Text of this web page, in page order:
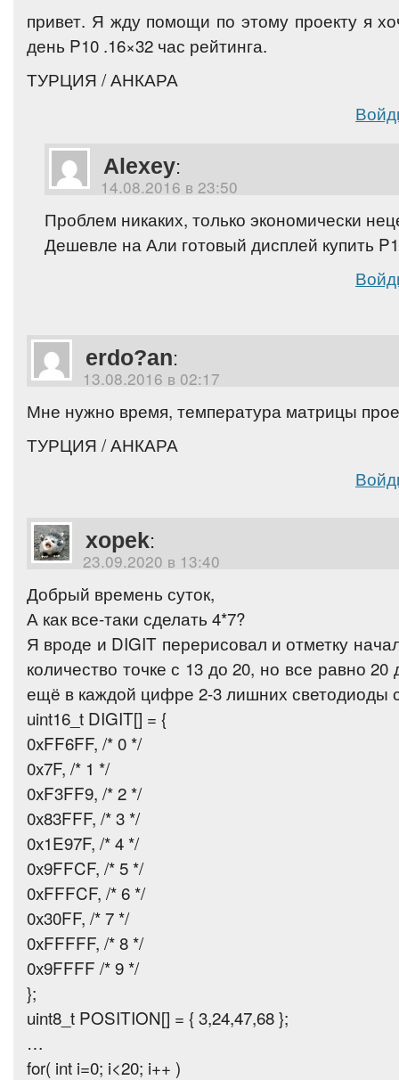
привет. Я жду помощи по этому проекту я
день P10 .16×32 час рейтинга.
ТУРЦИЯ / АНКАРА
Alexey:
14.08.2016 в 23:50
Проблем никаких, только экономически
Дешевле на Али готовый дисплей купить
erdo?an:
13.08.2016 в 02:17
Мне нужно время, температура матрицы
ТУРЦИЯ / АНКАРА
xopek:
23.09.2020 в 13:40
Добрый времень суток,
А как все-таки сделать 4*7?
Я вроде и DIGIT перерисовал и отметку
количество точке с 13 до 20, но все равно 20
ещё в каждой цифре 2-3 лишних светодиоды
uint16_t DIGIT[] = {
0xFF6FF, /* 0 */
0x7F, /* 1 */
0xF3FF9, /* 2 */
0x83FFF, /* 3 */
0x1E97F, /* 4 */
0x9FFCF, /* 5 */
0xFFFCF, /* 6 */
0x30FF, /* 7 */
0xFFFFF, /* 8 */
0x9FFFF /* 9 */
};
uint8_t POSITION[] = { 3,24,47,68 };
…
for( int i=0; i<20; i++ )